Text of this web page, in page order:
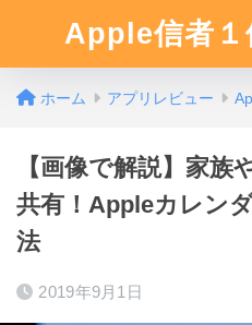
Apple信者１
ホーム アプリレビュー
【画像で解説】家族
共有！Appleカレン
法
2019年9月1日